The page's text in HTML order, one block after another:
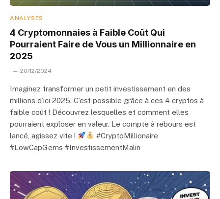
ANALYSES
4 Cryptomonnaies à Faible Coût Qui
Pourraient Faire de Vous un Millionnaire en
2025
20/12/2024
Imaginez transformer un petit investissement en des
millions d’ici 2025. C’est possible grâce à ces 4 cryptos à
faible coût ! Découvrez lesquelles et comment elles
pourraient exploser en valeur. Le compte à rebours est
lancé, agissez vite !
#CryptoMillionaire
#LowCapGems #InvestissementMalin